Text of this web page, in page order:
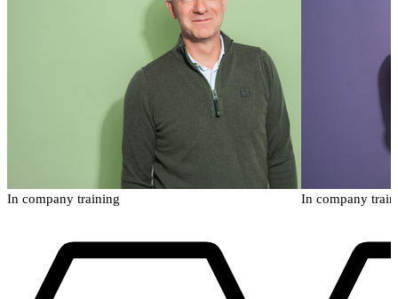
In company training In company